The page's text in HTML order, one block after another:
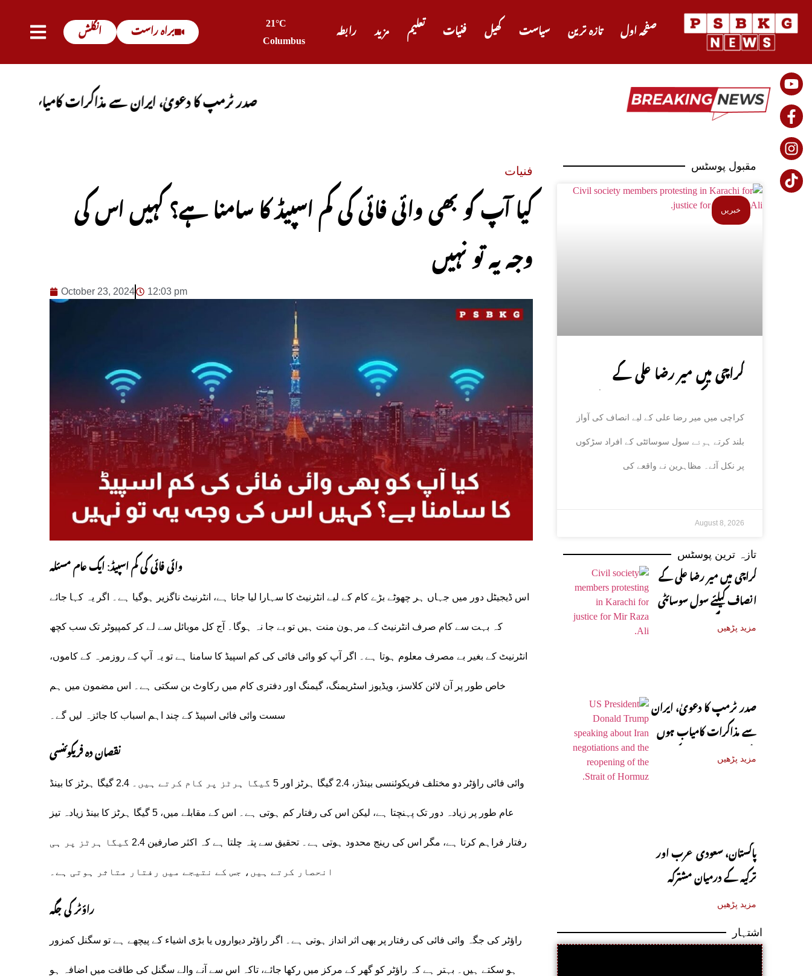
انگلش براہ راست
21°C
Columbus
رابطہ مزید تعلیم فنیات کھیل سیاست تازہ ترین صفحہ اول
صدر ٹرمپ کا دعویٰ، ایران سے مذاکرات کامیاب ہوں گے،
فنیات
کیا آپ کو بھی وائی فائی کی کم اسپیڈ کا سامنا ہے؟ کہیں اس کی
وجہ یہ تو نہیں
October 23, 2024 12:03 pm
وائی فائی کی کم اسپیڈ: ایک عام مسئلہ
اس ڈیجیٹل دور میں جہاں ہر چھوٹے بڑے کام کے لیے انٹرنیٹ کا سہارا لیا جاتا ہے، انٹرنیٹ ناگزیر ہوگیا ہے۔ اگر یہ کہا جائے
کہ بہت سے کام صرف انٹرنیٹ کے مرہون منت ہیں تو بے جا نہ ہوگا۔ آج کل موبائل سے لے کر کمپیوٹر تک سب کچھ
انٹرنیٹ کے بغیر بے مصرف معلوم ہوتا ہے۔ اگر آپ کو وائی فائی کی کم اسپیڈ کا سامنا ہے تو یہ آپ کے روزمرہ کے کاموں،
خاص طور پر آن لائن کلاسز، ویڈیوز اسٹریمنگ، گیمنگ اور دفتری کام میں رکاوٹ بن سکتی ہے۔ اس مضمون میں ہم
سست وائی فائی اسپیڈ کے چند اہم اسباب کا جائزہ لیں گے۔
نقصان دہ فریکوئنسی
وائی فائی راؤٹر دو مختلف فریکوئنسی بینڈز، 2.4 گیگا ہرٹز اور 5 گیگا ہرٹز پر کام کرتے ہیں۔ 2.4 گیگا ہرٹز کا بینڈ
عام طور پر زیادہ دور تک پہنچتا ہے، لیکن اس کی رفتار کم ہوتی ہے۔ اس کے مقابلے میں، 5 گیگا ہرٹز کا بینڈ زیادہ تیز
رفتار فراہم کرتا ہے، مگر اس کی رینج محدود ہوتی ہے۔ تحقیق سے پتہ چلتا ہے کہ اکثر صارفین 2.4 گیگا ہرٹز پر ہی
انحصار کرتے ہیں، جس کے نتیجے میں رفتار متاثر ہوتی ہے۔
راؤٹر کی جگہ
راؤٹر کی جگہ وائی فائی کی رفتار پر بھی اثر انداز ہوتی ہے۔ اگر راؤٹر دیواروں یا بڑی اشیاء کے پیچھے ہے تو سگنل کمزور
ہو سکتے ہیں۔ بہتر ہے کہ راؤٹر کو گھر کے مرکز میں رکھا جائے، تاکہ اس سے آنے والے سگنل کی طاقت میں اضافہ ہو
مقبول پوسٹس
خبریں
کراچی میں میر رضا علی کے
پر آ گئی
کراچی میں میر رضا علی کے لیے انصاف کی آواز
بلند کرتے ہوئے سول سوسائٹی کے افراد سڑکوں
پر نکل آئے۔ مظاہرین نے واقعے کی
August 8, 2026
تازہ ترین پوسٹس
کراچی میں میر رضا علی کے
انصاف کیلئے سول سوسائٹی
سڑکوں پر آ گئی
مزید پڑھیں
صدر ٹرمپ کا دعویٰ، ایران
سے مذاکرات کامیاب ہوں
گے، آبنائے ہرمز جلد کھل
مزید پڑھیں
پاکستان، سعودی عرب اور
ترکیہ کے درمیان مشترکہ
دفاعی معاہدہ آج متوقع
مزید پڑھیں
اشتہار